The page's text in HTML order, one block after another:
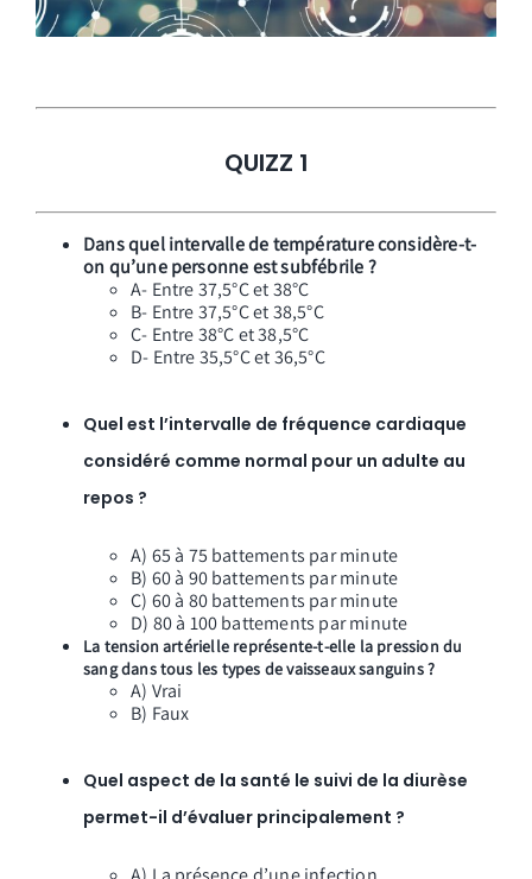
QUIZZ 1
Dans quel intervalle de température considère-t-
on qu’une personne est subfébrile ?
A- Entre 37,5°C et 38°C
B- Entre 37,5°C et 38,5°C
C- Entre 38°C et 38,5°C
D- Entre 35,5°C et 36,5°C
Quel est l’intervalle de fréquence cardiaque
considéré comme normal pour un adulte au
repos ?
A) 65 à 75 battements par minute
B) 60 à 90 battements par minute
C) 60 à 80 battements par minute
D) 80 à 100 battements par minute
La tension artérielle représente-t-elle la pression du
sang dans tous les types de vaisseaux sanguins ?
A) Vrai
B) Faux
Quel aspect de la santé le suivi de la diurèse
permet-il d’évaluer principalement ?